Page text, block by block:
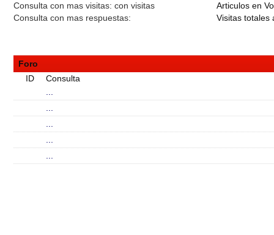
Consulta con mas visitas: con visitas
Consulta con mas respuestas:
Articulos en
Visitas totales
Foro
ID
Consulta